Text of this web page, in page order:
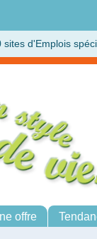
sites d'Emplois
offre